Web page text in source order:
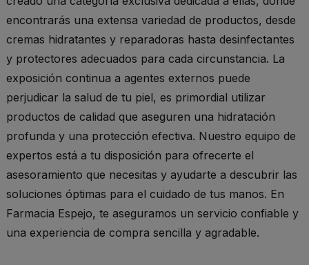
encontrarás una extensa variedad de productos, desde
cremas hidratantes y reparadoras hasta desinfectantes
y protectores adecuados para cada circunstancia. La
exposición continua a agentes externos puede
perjudicar la salud de tu piel, es primordial utilizar
productos de calidad que aseguren una hidratación
profunda y una protección efectiva. Nuestro equipo de
expertos está a tu disposición para ofrecerte el
asesoramiento que necesitas y ayudarte a descubrir las
soluciones óptimas para el cuidado de tus manos. En
Farmacia Espejo, te aseguramos un servicio confiable y
una experiencia de compra sencilla y agradable.